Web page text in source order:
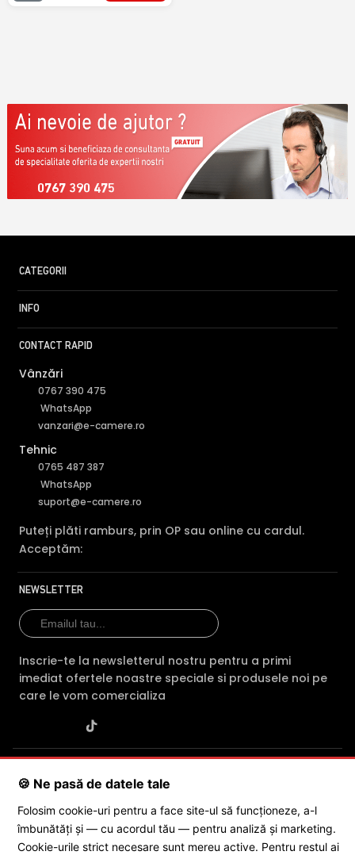
0767 390 475
CATEGORII
INFO
CONTACT RAPID
Vânzări
0767 390 475
WhatsApp
vanzari@e-camere.ro
Tehnic
0765 487 387
WhatsApp
suport@e-camere.ro
Puteți plăti ramburs, prin OP sau online cu cardul.
Acceptăm:
NEWSLETTER
Inscrie-te la newsletterul nostru pentru a primi
imediat ofertele noastre speciale si produsele noi pe
care le vom comercializa
J2015001227161· Capital social: 200 RON · Sediu: Str. Petrache
© 2026 SC POLITES ONLINE SRL
🍪 Ne pasă de datele tale
Folosim cookie-uri pentru a face site-ul să funcționeze, a-l
îmbunătăți și — cu acordul tău — pentru analiză și marketing.
Cookie-urile strict necesare sunt mereu active. Pentru restul ai